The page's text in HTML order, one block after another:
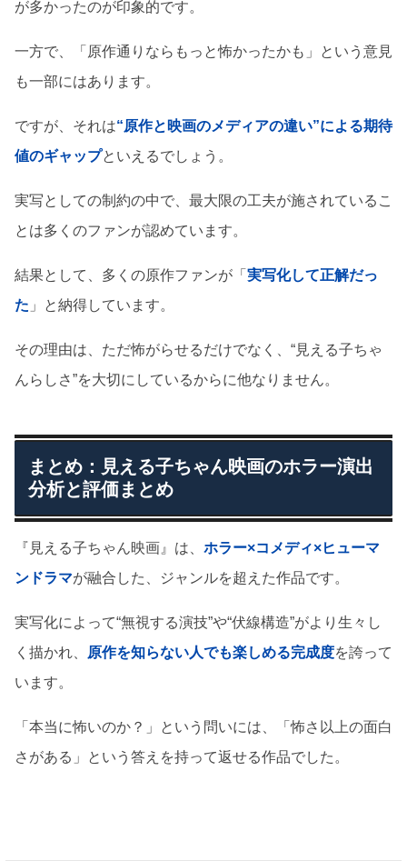
が多かったのが印象的です。
一方で、「原作通りならもっと怖かったかも」という意見
も一部にはあります。
ですが、それは“原作と映画のメディアの違い”による期待
値のギャップといえるでしょう。
実写としての制約の中で、最大限の工夫が施されているこ
とは多くのファンが認めています。
結果として、多くの原作ファンが「 実写化して正解だっ
た 」と納得しています。
その理由は、ただ怖がらせるだけでなく、“見える子ちゃ
んらしさ”を大切にしているからに他なりません。
まとめ：見える子ちゃん映画のホラー演出
分析と評価まとめ
『見える子ちゃん映画』は、 ホラー×コメディ×ヒューマ
ンドラマが融合した、ジャンルを超えた作品です。
実写化によって“無視する演技”や“伏線構造”がより生々し
く描かれ、
原作を知らない人でも楽しめる完成度を誇って
います。
「本当に怖いのか？」という問いには、「怖さ以上の面白
さがある」という答えを持って返せる作品でした。